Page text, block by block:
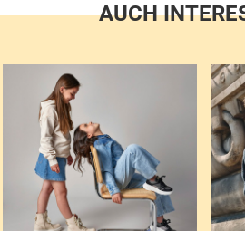
AUCH